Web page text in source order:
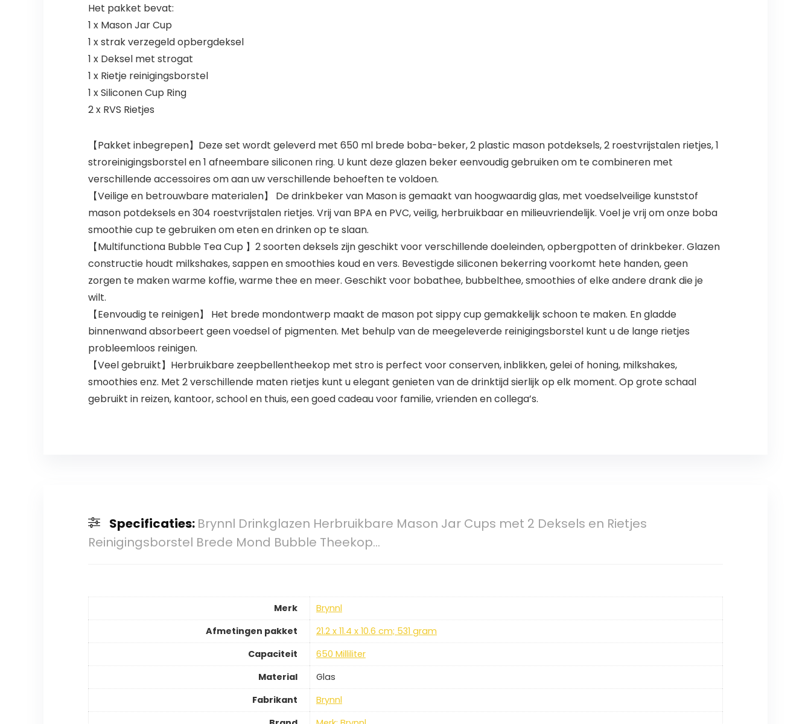
Het pakket bevat:
1 x Mason Jar Cup
1 x strak verzegeld opbergdeksel
1 x Deksel met strogat
1 x Rietje reinigingsborstel
1 x Siliconen Cup Ring
2 x RVS Rietjes
【Pakket inbegrepen】Deze set wordt geleverd met 650 ml brede boba-beker, 2 plastic mason potdeksels, 2 roestvrijstalen rietjes, 1
stroreinigingsborstel en 1 afneembare siliconen ring. U kunt deze glazen beker eenvoudig gebruiken om te combineren met
verschillende accessoires om aan uw verschillende behoeften te voldoen.
【Veilige en betrouwbare materialen】 De drinkbeker van Mason is gemaakt van hoogwaardig glas, met voedselveilige kunststof
mason potdeksels en 304 roestvrijstalen rietjes. Vrij van BPA en PVC, veilig, herbruikbaar en milieuvriendelijk. Voel je vrij om onze boba
smoothie cup te gebruiken om eten en drinken op te slaan.
【Multifunctiona Bubble Tea Cup 】2 soorten deksels zijn geschikt voor verschillende doeleinden, opbergpotten of drinkbeker. Glazen
constructie houdt milkshakes, sappen en smoothies koud en vers. Bevestigde siliconen bekerring voorkomt hete handen, geen
zorgen te maken warme koffie, warme thee en meer. Geschikt voor bobathee, bubbelthee, smoothies of elke andere drank die je
wilt.
【Eenvoudig te reinigen】 Het brede mondontwerp maakt de mason pot sippy cup gemakkelijk schoon te maken. En gladde
binnenwand absorbeert geen voedsel of pigmenten. Met behulp van de meegeleverde reinigingsborstel kunt u de lange rietjes
probleemloos reinigen.
【Veel gebruikt】Herbruikbare zeepbellentheekop met stro is perfect voor conserven, inblikken, gelei of honing, milkshakes,
smoothies enz. Met 2 verschillende maten rietjes kunt u elegant genieten van de drinktijd sierlijk op elk moment. Op grote schaal
gebruikt in reizen, kantoor, school en thuis, een goed cadeau voor familie, vrienden en collega’s.
Specificaties: Brynnl Drinkglazen Herbruikbare Mason Jar Cups met 2 Deksels en Rietjes
Reinigingsborstel Brede Mond Bubble Theekop…
Merk
Brynnl
Afmetingen pakket
21.2 x 11.4 x 10.6 cm; 531 gram
Capaciteit
650 Milliliter
Material
Glas
Fabrikant
Brynnl